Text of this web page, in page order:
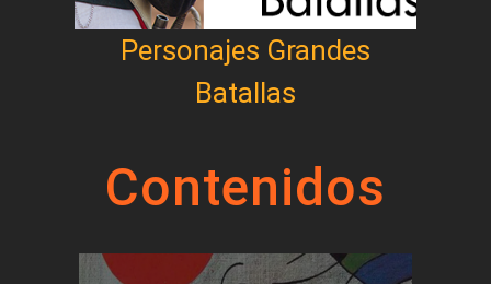
Personajes Grandes
Batallas
Contenidos